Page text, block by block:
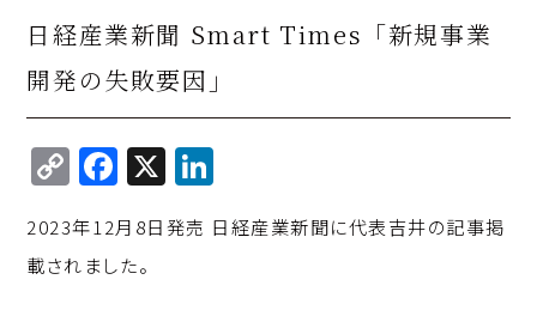
日経産業新聞 Smart Times「新規事業
開発の失敗要因」
C
o
p
y
F
a
c
e
X
n
k
2023年12月8日発売 日経産業新聞に代表吉井の記事掲
載されました。